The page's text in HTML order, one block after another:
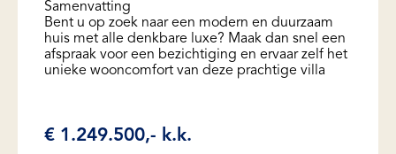
Samenvatting
Bent u op zoek naar een modern en duurzaam
huis met alle denkbare luxe? Maak dan snel een
afspraak voor een bezichtiging en ervaar zelf het
unieke wooncomfort van deze prachtige villa
€ 1.249.500,- k.k.